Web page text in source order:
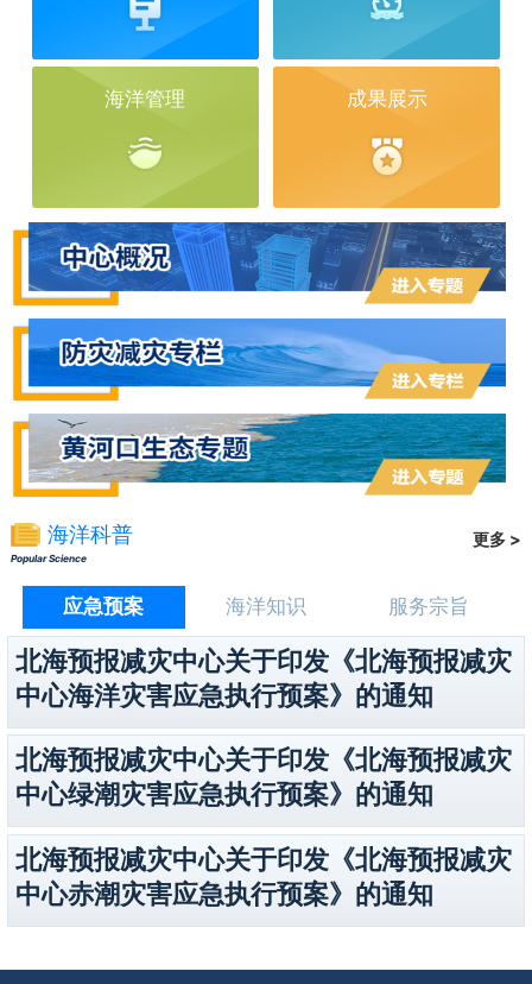
海洋管理 成果展示
海洋科普
Popular Science
更多 >
应急预案 海洋知识 服务宗旨
北海预报减灾中心关于印发《北海预报减灾
中心海洋灾害应急执行预案》的通知
北海预报减灾中心关于印发《北海预报减灾
中心绿潮灾害应急执行预案》的通知
北海预报减灾中心关于印发《北海预报减灾
中心赤潮灾害应急执行预案》的通知